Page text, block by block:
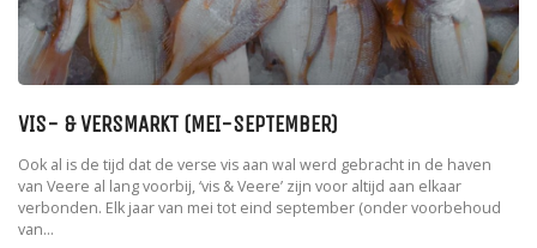
VIS- & VERSMARKT (MEI-SEPTEMBER)
Ook al is de tijd dat de verse vis aan wal werd gebracht in de haven
van Veere al lang voorbij, ‘vis & Veere’ zijn voor altijd aan elkaar
verbonden. Elk jaar van mei tot eind september (onder voorbehoud
van...